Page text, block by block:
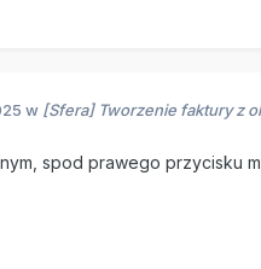
w [Sfera] Tworzenie faktury z
spod prawego przycisku